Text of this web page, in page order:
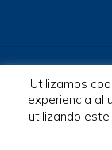
© 2026
Utilizamos
experiencia al
utilizando